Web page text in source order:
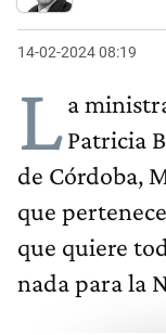
14-02-2024 08:19
La
Patricia
de Córdoba,
que
que quiere
nada para la